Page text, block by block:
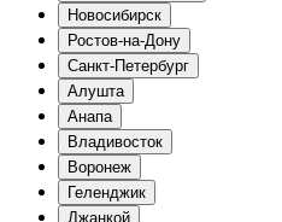
Новосибирск
Ростов-на-Дону
Санкт-Петербург
Алушта
Анапа
Владивосток
Воронеж
Геленджик
Джанкой